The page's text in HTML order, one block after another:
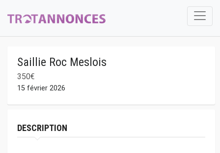
Saillie Roc Meslois
350€
15 février 2026
DESCRIPTION